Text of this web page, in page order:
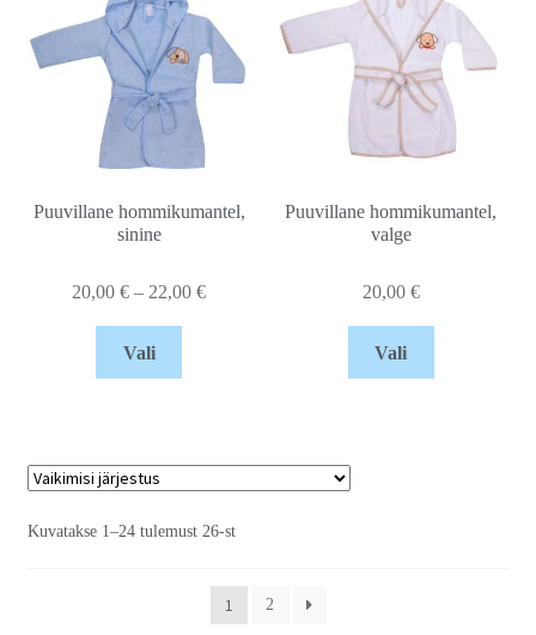
Puuvillane hommikumantel,
sinine
20,00€ – 22,00€
Vali
Puuvillane hommikumantel,
valge
20,00 €
Vali
Kuvatakse 1–24 tulemust 26-st
1 2